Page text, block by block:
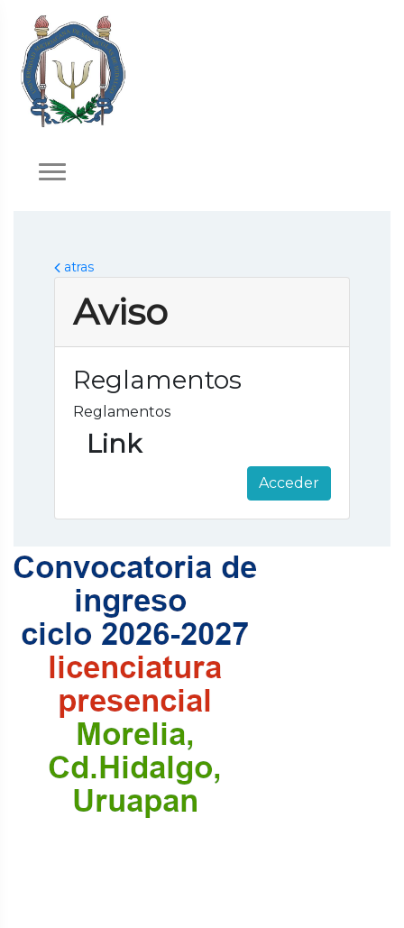
atras
Aviso
Reglamentos
Reglamentos
Link
Acceder